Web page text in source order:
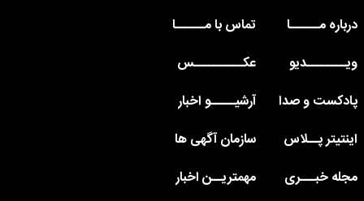
درباره مــــــا
تماس با مــــــا
ویــــــــدیو
عکــــــــــس
پادکست و صدا
آرشیـــــو اخبار
اینتیتر پــلاس
سازمان آگهی ها
مجله خبـــری
مهمتریــن اخبار